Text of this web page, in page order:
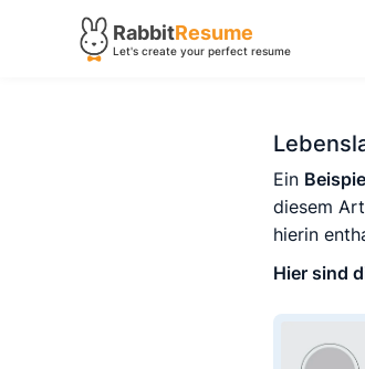
RabbitResume
Let's create your perfect resume
Ein
diesem
hierin
Hier sind